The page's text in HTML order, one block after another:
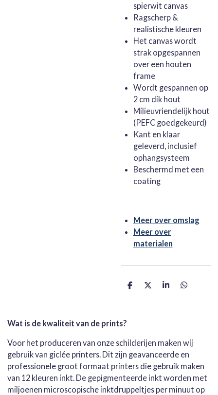
spierwit canvas
Ragscherp &
realistische kleuren
Het canvas wordt
strak opgespannen
over een houten
frame
Wordt gespannen op
2 cm dik hout
Milieuvriendelijk hout
(PEFC goedgekeurd)
Kant en klaar
geleverd, inclusief
ophangsysteem
Beschermd met een
coating
Meer over omslag
Meer over
materialen
D
D
S
D
Wat is de kwaliteit van de prints?
Voor het produceren van onze schilderijen maken wij
gebruik van giclée printers. Dit zijn geavanceerde en
professionele groot formaat printers die gebruik maken
van 12 kleuren inkt. De gepigmenteerde inkt worden met
miljoenen microscopische inktdruppeltjes per minuut op